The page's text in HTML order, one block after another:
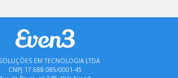
EM TECNOLOGIA LTDA
CNPJ 17.688.085/0001-45